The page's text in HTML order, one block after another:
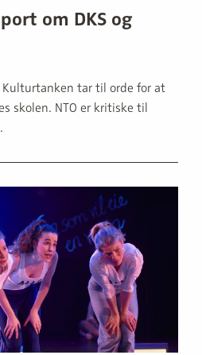
om DKS og
Kulturtanken tar til orde for at
skolen. NTO er kritiske til